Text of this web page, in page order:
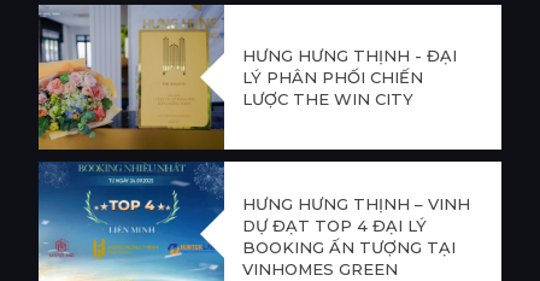
HƯNG HƯNG THỊNH - ĐẠI
LÝ PHÂN PHỐI CHIẾN
LƯỢC THE WIN CITY
HƯNG HƯNG THỊNH – VINH
DỰ ĐẠT TOP 4 ĐẠI LÝ
BOOKING ẤN TƯỢNG TẠI
VINHOMES GREEN